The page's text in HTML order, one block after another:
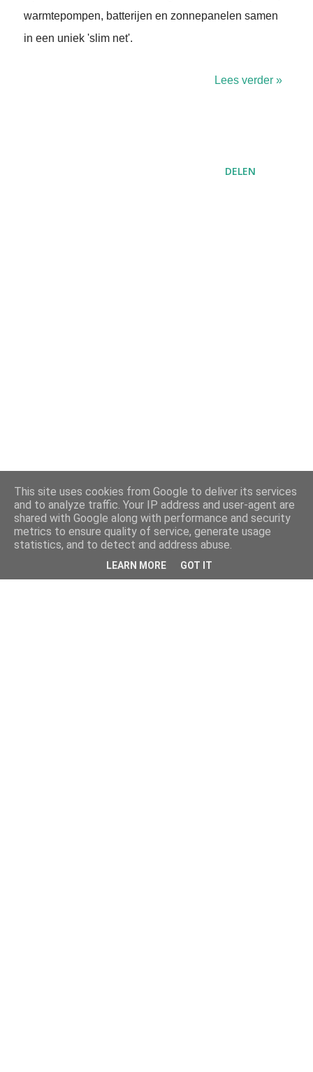
warmtepompen, batterijen en zonnepanelen samen
in een uniek 'slim net'.
Lees verder »
DELEN
This site uses cookies from Google to deliver its services
and to analyze traffic. Your IP address and user-agent are
shared with Google along with performance and security
metrics to ensure quality of service, generate usage
statistics, and to detect and address abuse.
LEARN MORE GOT IT